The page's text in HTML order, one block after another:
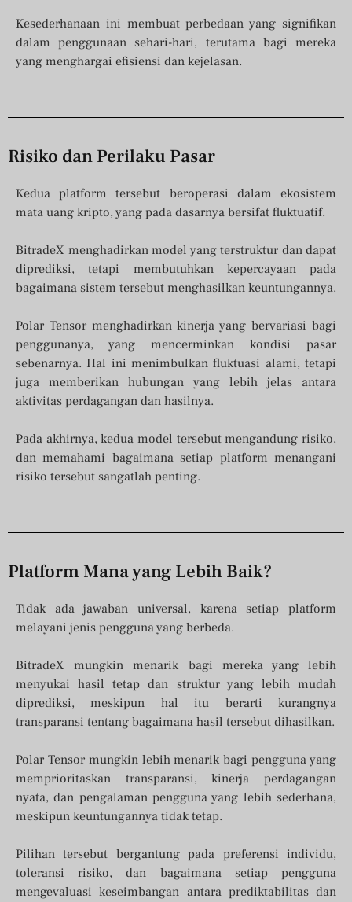
Kesederhanaan ini membuat perbedaan yang signifikan
dalam penggunaan sehari-hari, terutama bagi mereka
yang menghargai efisiensi dan kejelasan.
Risiko dan Perilaku Pasar
Kedua platform tersebut beroperasi dalam ekosistem
mata uang kripto, yang pada dasarnya bersifat fluktuatif.
BitradeX menghadirkan model yang terstruktur dan dapat
diprediksi, tetapi membutuhkan kepercayaan pada
bagaimana sistem tersebut menghasilkan keuntungannya.
Polar Tensor menghadirkan kinerja yang bervariasi bagi
penggunanya, yang mencerminkan kondisi pasar
sebenarnya. Hal ini menimbulkan fluktuasi alami, tetapi
juga memberikan hubungan yang lebih jelas antara
aktivitas perdagangan dan hasilnya.
Pada akhirnya, kedua model tersebut mengandung risiko,
dan memahami bagaimana setiap platform menangani
risiko tersebut sangatlah penting.
Platform Mana yang Lebih Baik?
Tidak ada jawaban universal, karena setiap platform
melayani jenis pengguna yang berbeda.
BitradeX mungkin menarik bagi mereka yang lebih
menyukai hasil tetap dan struktur yang lebih mudah
diprediksi, meskipun hal itu berarti kurangnya
transparansi tentang bagaimana hasil tersebut dihasilkan.
Polar Tensor mungkin lebih menarik bagi pengguna yang
memprioritaskan transparansi, kinerja perdagangan
nyata, dan pengalaman pengguna yang lebih sederhana,
meskipun keuntungannya tidak tetap.
Pilihan tersebut bergantung pada preferensi individu,
toleransi risiko, dan bagaimana setiap pengguna
mengevaluasi keseimbangan antara prediktabilitas dan